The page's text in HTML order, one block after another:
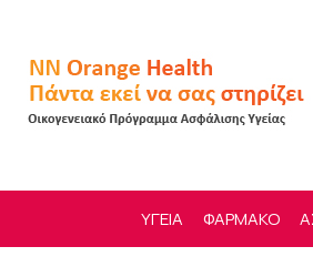
ΥΓΕΙΑ ΦΑΡΜΑΚΟ